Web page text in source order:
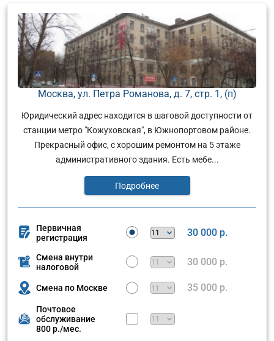
Москва, ул. Петра Романова, д. 7, стр. 1, (п)
Юридический адрес находится в шаговой доступности от
станции метро "Кожуховская", в Южнопортовом районе.
Прекрасный офис, с хорошим ремонтом на 5 этаже
административного здания. Есть мебе...
Подробнее
Первичная
регистрация
30 000 р.
Смена внутри
налоговой
30 000 р.
Смена по Москве 35 000 р.
Почтовое
обслуживание
800 р./мес.